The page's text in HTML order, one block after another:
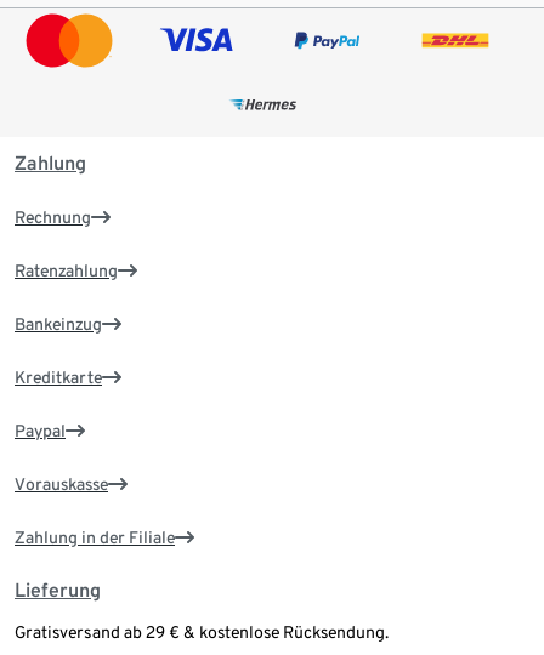
Zahlung
Rechnung
Ratenzahlung
Bankeinzug
Kreditkarte
Paypal
Vorauskasse
Zahlung in der Filiale
Lieferung
Gratisversand ab 29 € & kostenlose Rücksendung.